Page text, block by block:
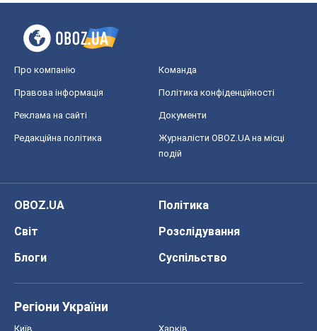
Про компанію Команда
Правова інформація Політика конфіденційності
Реклама на сайті Документи
Редакційна політика
Журналісти OBOZ.UA на місці
подій
OBOZ.UA
Політика
Світ
Розслідування
Блоги
Суспільство
Регіони України
Київ Харків